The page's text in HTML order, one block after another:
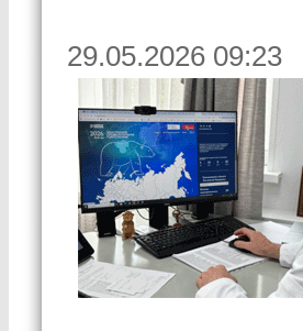
29.05.2026 09:23